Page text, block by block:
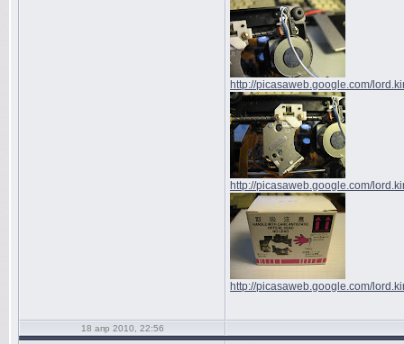
http://picasaweb.google.com/
http://picasaweb.google.com/
http://picasaweb.google.com/
18 апр 2010, 22:56